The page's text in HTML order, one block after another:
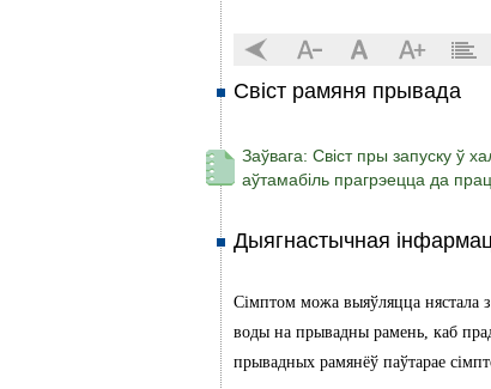
Свіст рамяня прывада
Заўвага: Свіст пры запуску ў
аўтамабіль прагрэецца да
Дыягнастычная
Сімптом можа выяўляцца нястала
воды на прывадны рамень, каб
прывадных рамянёў паўтарае